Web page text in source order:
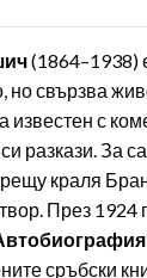
(1864–1938)
свързва
известен с
разкази. За
краля
През 1924
сръбски